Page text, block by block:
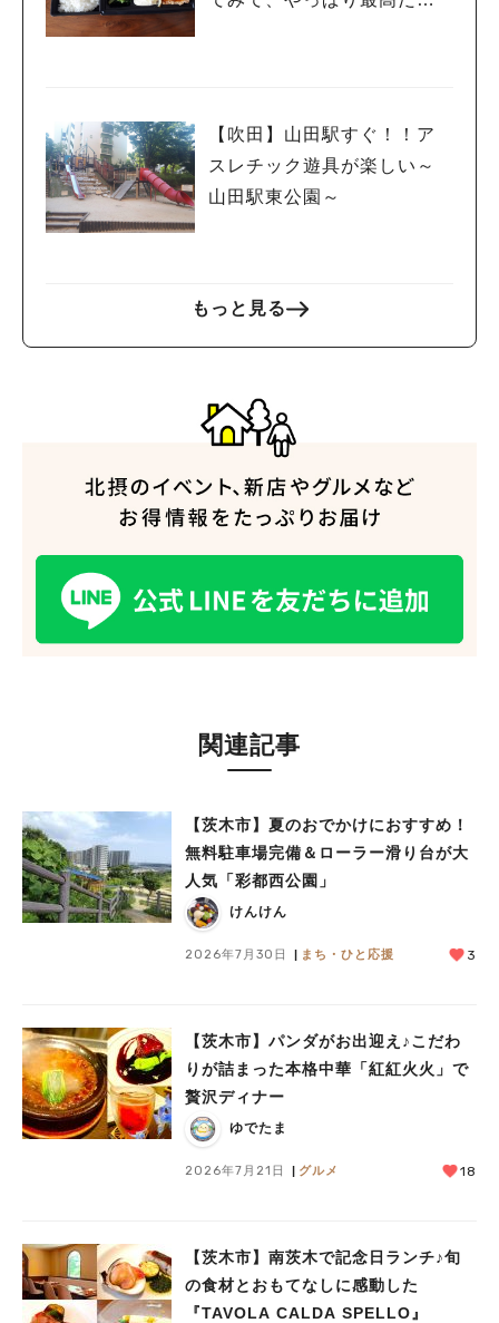
【吹田】山田駅すぐ！！ア
スレチック遊具が楽しい～
山田駅東公園～
もっと見る
関連記事
【茨木市】夏のおでかけにおすすめ！
無料駐車場完備＆ローラー滑り台が大
人気「彩都西公園」
けんけん
2026年7月30日 まち・ひと応援 3
【茨木市】パンダがお出迎え♪こだわ
りが詰まった本格中華「紅紅火火」で
贅沢ディナー
ゆでたま
2026年7月21日 グルメ 18
【茨木市】南茨木で記念日ランチ♪旬
の食材とおもてなしに感動した
『TAVOLA CALDA SPELLO』
#今週どこいく？#自然とふれあう #ランチ #カフェ #まとめ
#教えたい／教えて投稿記事#大阪学院大 商品開発プロジェクト
#あなたはどっち？